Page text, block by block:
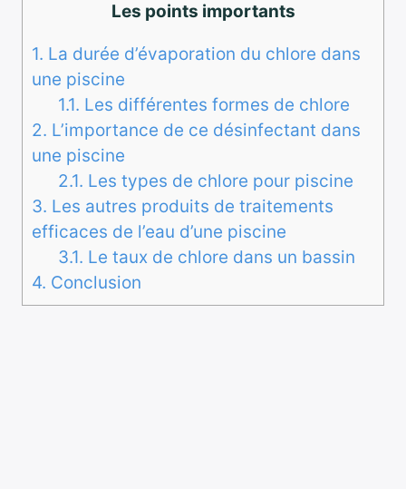
Les points importants
1. La durée d’évaporation du chlore dans
une piscine
1.1. Les différentes formes de chlore
2. L’importance de ce désinfectant dans
une piscine
2.1. Les types de chlore pour piscine
3. Les autres produits de traitements
efficaces de l’eau d’une piscine
3.1. Le taux de chlore dans un bassin
4. Conclusion